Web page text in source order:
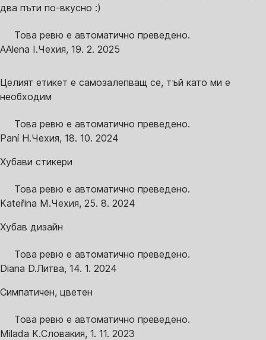
два пъти по-вкусно :)
Това ревю е автоматично преведено.
AAlena I.Чехия, 19. 2. 2025
Целият етикет е самозалепващ се, тъй като ми е
необходим
Това ревю е автоматично преведено.
Paní H.Чехия, 18. 10. 2024
Хубави стикери
Това ревю е автоматично преведено.
Kateřina M.Чехия, 25. 8. 2024
Хубав дизайн
Това ревю е автоматично преведено.
Diana D.Литва, 14. 1. 2024
Симпатичен, цветен
Това ревю е автоматично преведено.
Milada K.Словакия, 1. 11. 2023